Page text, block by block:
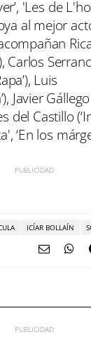
'Les de
al mejor
Carlos
Luis
Javier
del Castillo
‘En los
ICÍAR BOLLAÍN